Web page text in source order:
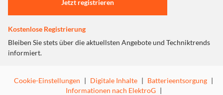
ausgezeichneten Sound mit klaren Höhen und satten
Bässen.
Universell Einsetzbar
Konzipiert für PS4 Pro- und PS4-Controller mit 3,5 mm-
Nintendo Switch, PC** und Mobilgeräte mit 3,5 mm-
Jetzt registrieren
Kostenlose Registrierung
Bleiben Sie stets über die aktuellsten Angebote und Techniktrends
informiert.
Cookie-Einstellungen | Digitale Inhalte | Batterieentsorgung |
Informationen nach ElektroG |